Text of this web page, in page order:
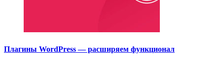
Плагины WordPress — расширяем функционал